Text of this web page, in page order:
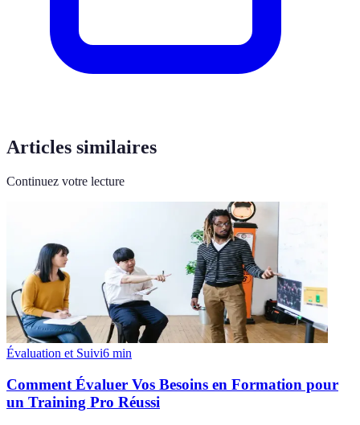
Articles similaires
Continuez votre lecture
Évaluation et Suivi6 min
Comment Évaluer Vos Besoins en Formation pour
un Training Pro Réussi